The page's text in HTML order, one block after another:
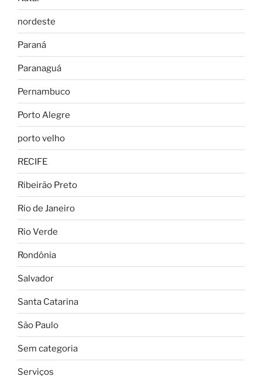
nordeste
Paraná
Paranaguá
Pernambuco
Porto Alegre
porto velho
RECIFE
Ribeirão Preto
Rio de Janeiro
Rio Verde
Rondônia
Salvador
Santa Catarina
São Paulo
Sem categoria
Serviços